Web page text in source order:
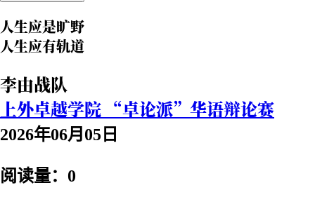
人生应是旷野
人生应有轨道
李由战队
上外卓越学院 “卓论派”华语辩论赛
2026年06月05日
阅读量：0